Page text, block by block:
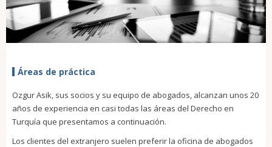
Áreas de práctica
Ozgur Asik, sus socios y su equipo de abogados, alcanzan unos 20
años de experiencia en casi todas las áreas del Derecho en
Turquía que presentamos a continuación.
Los clientes del extranjero suelen preferir la oficina de abogados